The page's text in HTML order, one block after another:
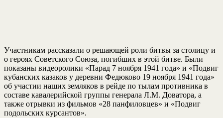
Участникам рассказали о решающей роли битвы за столицу и
о героях Советского Союза, погибших в этой битве. Были
показаны видеоролики «Парад 7 ноября 1941 года» и «Подвиг
кубанских казаков у деревни Федюково 19 ноября 1941 года»
об участии наших земляков в рейде по тылам противника в
составе кавалерийской группы генерала Л.М. Доватора, а
также отрывки из фильмов «28 панфиловцев» и «Подвиг
подольских курсантов».